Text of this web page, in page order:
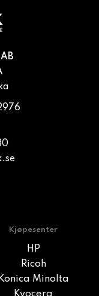
Kjøpesenter
HP
Ricoh
Konica Minolta